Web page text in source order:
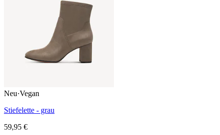
Neu·Vegan
Stiefelette - grau
59,95 €